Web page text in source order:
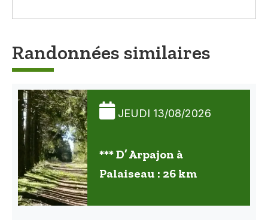
Randonnées similaires
JEUDI 13/08/2026
*** D’ Arpajon à
Palaiseau : 26 km